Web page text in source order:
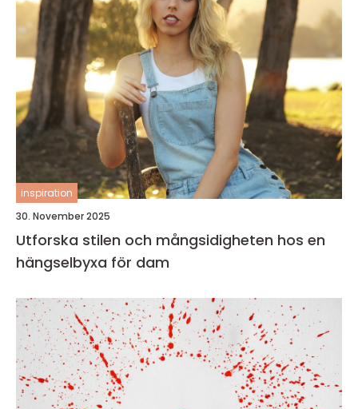
inspiration
30. November 2025
Utforska stilen och mångsidigheten hos en
hängselbyxa för dam